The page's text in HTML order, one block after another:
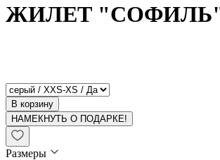
ЖИЛЕТ
В корзину
НАМЕКНУТЬ О ПОДАРКЕ!
Размеры